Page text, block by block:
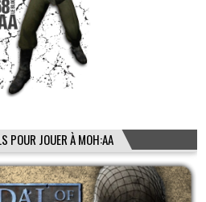
POUR JOUER À MOH:AA